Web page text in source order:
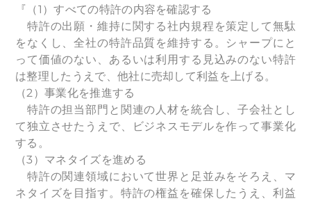
『（1）すべての特許の内容を確認する
特許の出願・維持に関する社内規程を策定して無駄
をなくし、全社の特許品質を維持する。シャープにと
って価値のない、あるいは利用する見込みのない特許
は整理したうえで、他社に売却して利益を上げる。
（2）事業化を推進する
特許の担当部門と関連の人材を統合し、子会社とし
て独立させたうえで、ビジネスモデルを作って事業化
する。
（3）マネタイズを進める
特許の関連領域において世界と足並みをそろえ、マ
ネタイズを目指す。特許の権益を確保したうえ、利益